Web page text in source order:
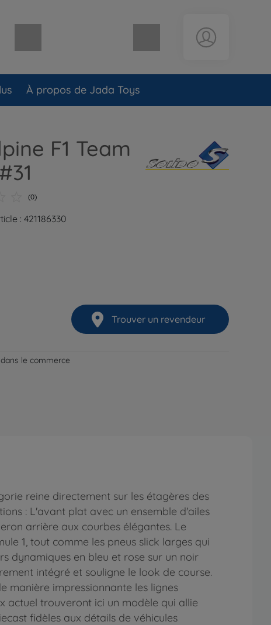
À propos de Jada Toys
F1 Team
(0)
: 421186330
Trouver un revendeur
le commerce
reine directement sur les étagères des
: L'avant plat avec un ensemble d'ailes
arrière aux courbes élégantes. Le
1, tout comme les pneus slick larges qui
dynamiques en bleu et rose sur un noir
intégré et souligne le look de course.
manière impressionnante les lignes
actuel trouveront ici un modèle qui allie
fidèles aux détails de véhicules